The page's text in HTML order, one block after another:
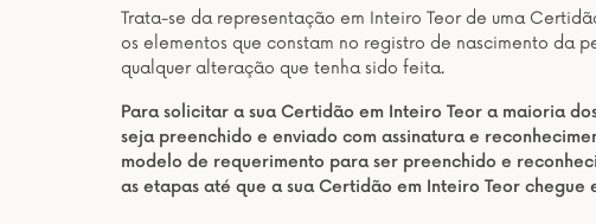
Trata-se da representação em Inteiro Teor de uma
os elementos que constam no registro de nascimento da
qualquer alteração que tenha sido feita.
Para solicitar a sua Certidão em Inteiro Teor a maioria
seja preenchido e enviado com assinatura e
modelo de requerimento para ser preenchido e
as etapas até que a sua Certidão em Inteiro Teor chegue